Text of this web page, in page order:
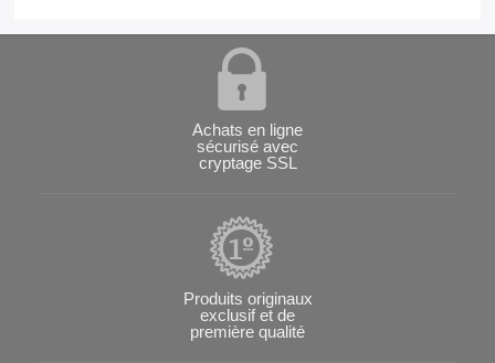
Achats en ligne
sécurisé avec
cryptage SSL
Produits originaux
exclusif et de
première qualité